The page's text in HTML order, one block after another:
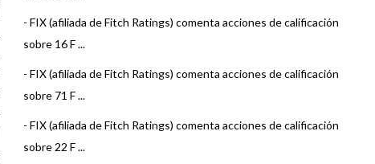
- FIX (afiliada de Fitch Ratings) comenta acciones de calificación
sobre 16 F ...
- FIX (afiliada de Fitch Ratings) comenta acciones de calificación
sobre 71 F ...
- FIX (afiliada de Fitch Ratings) comenta acciones de calificación
sobre 22 F ...